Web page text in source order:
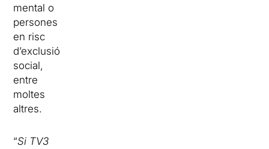
mental o
persones
en risc
d’exclusió
social,
entre
moltes
altres.
“Si TV3